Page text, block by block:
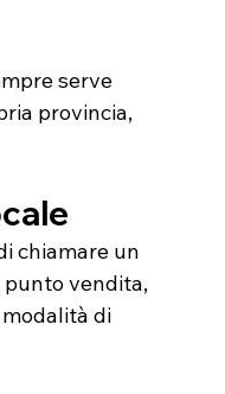
serve
provincia,
chiamare un
vendita,
di